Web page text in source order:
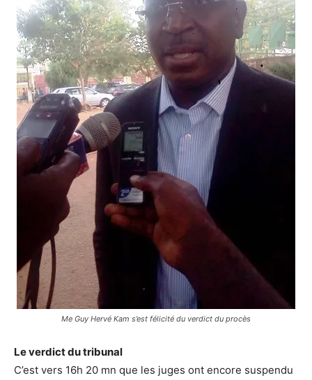
Me Guy Hervé Kam s’est félicité du verdict du procès
Le verdict du tribunal
C’est vers 16h 20 mn que les juges ont encore suspendu